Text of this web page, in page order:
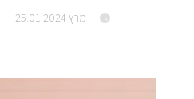
מרץ 25.01.2024